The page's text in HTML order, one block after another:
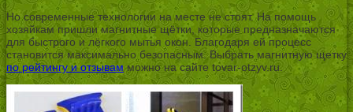
Но современные технологии на месте не стоят. На помощь
хозяйкам пришли магнитные щётки, которые предназначаются
для быстрого и лёгкого мытья окон. Благодаря ей процесс
становится максимально безопасным. Выбрать магнитную щетку
по рейтингу и отзывамможно на сайте tovar-otzyv.ru.